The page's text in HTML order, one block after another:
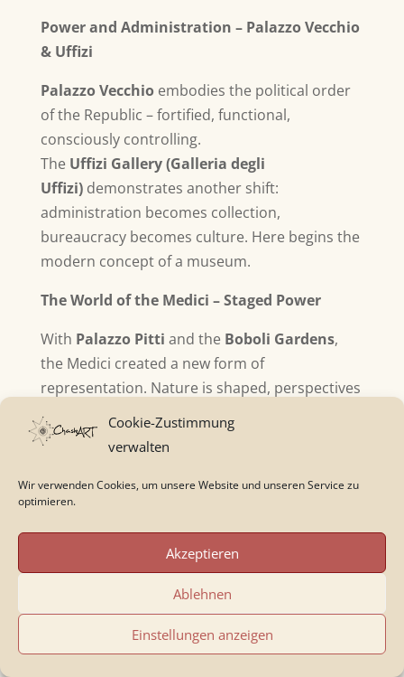
Cookie-Zustimmung
verwalten
Wir verwenden Cookies, um unsere Website und unseren Service zu
optimieren.
Akzeptieren
Ablehnen
Einstellungen anzeigen
Power and Administration – Palazzo Vecchio
& Uffizi
Palazzo Vecchioembodies the political order
of the Republic – fortified, functional,
consciously controlling.
The Uffizi Gallery (Galleria degli
Uffizi)demonstrates another shift:
administration becomes collection,
bureaucracy becomes culture. Here begins the
modern concept of a museum.
The World of the Medici – Staged Power
With Palazzo Pitti and the Boboli Gardens,
the Medici created a new form of
representation. Nature is shaped, perspectives
staged – power made visible.
The Brancacci Chapel – The Beginning of
fundamental
Masacciocreated figures with
weight, emotion, and spatial depth. Here, art
begins to depict the world as we see it.
The Bargello – Two Faces of the City